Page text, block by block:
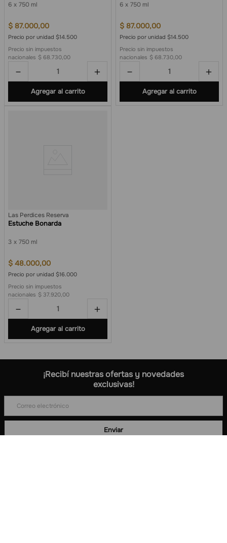
6 750 ml
$ 87.000,00
Precio por unidad $14.500
Precio sin impuestos
nacionales $ 68.730,00
＋
－
Agregar al carrito
6 750 ml
$ 87.000,00
Precio por unidad $14.500
Precio sin impuestos
nacionales $ 68.730,00
＋
－
Agregar al carrito
Las Perdices Reserva
Estuche Bonarda
3 750 ml
$ 48.000,00
Precio por unidad $16.000
Precio sin impuestos
nacionales $ 37.920,00
＋
－
Agregar al carrito
¡Recibí nuestras ofertas y novedades
exclusivas!